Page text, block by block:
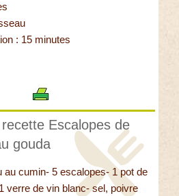
: 15 minutes
Escalopes de
gouda
au cumin- 5 escalopes- 1 pot de
verre de vin blanc- sel, poivre